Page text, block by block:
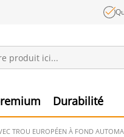
Durabilité
TROU EUROPÉEN À FOND